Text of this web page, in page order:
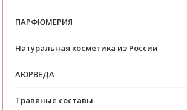
ПАРФЮМЕРИЯ
Натуральная косметика из России
АЮРВЕДА
Травяные составы